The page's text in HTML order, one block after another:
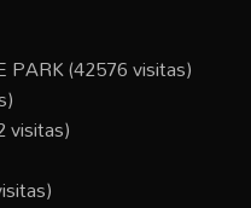
PARK(42576 visitas)
visitas)